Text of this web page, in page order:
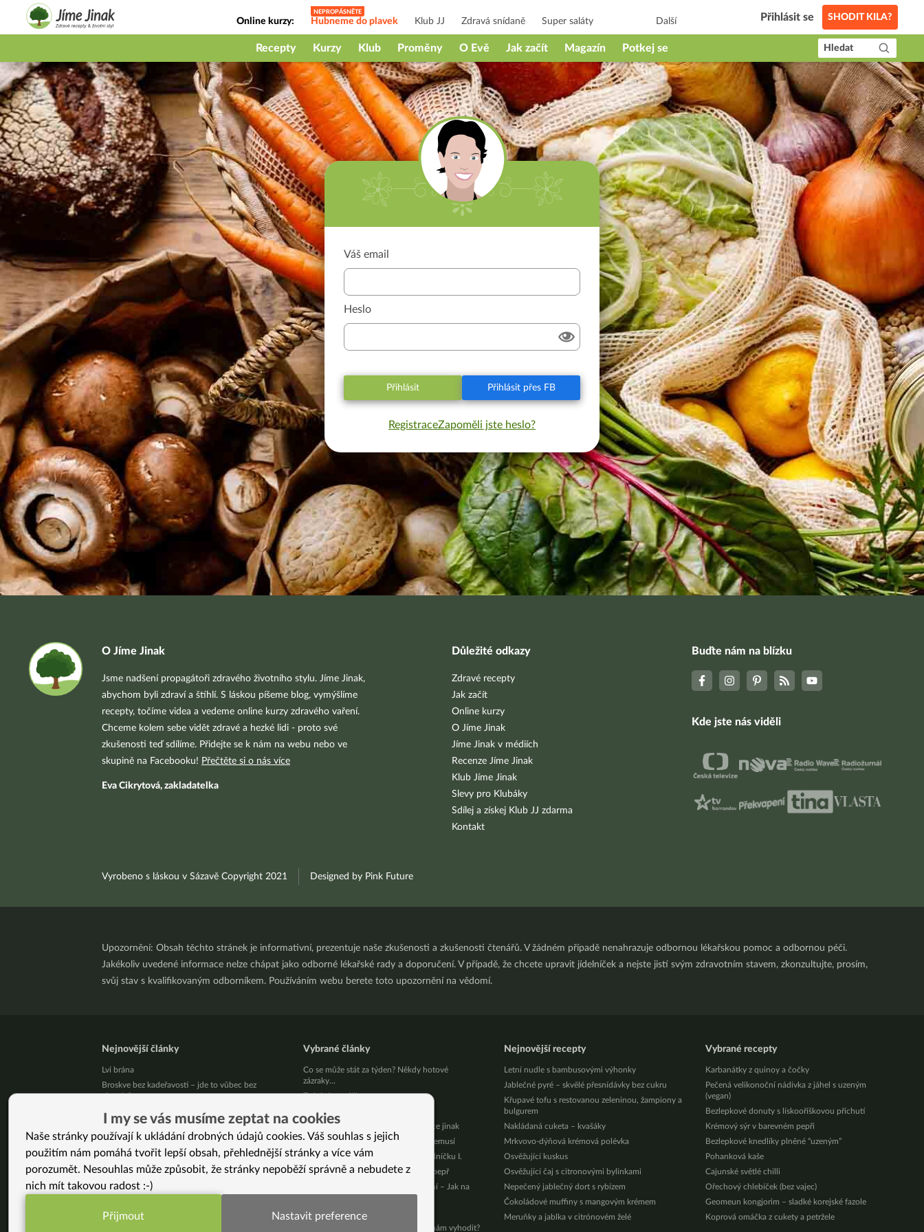
Online kurzy: Hubneme do plavek Klub JJ Zdravá snídaně Super saláty
Jak na babičky
Další Přihlásit se SHODIT KILA?
Recepty Kurzy Klub Proměny O Evě Jak začít Magazín Potkej se Hledat
Váš email
Heslo
Přihlásit Přihlásit přes FB
RegistraceZapoměli jste heslo?
O Jíme Jinak
Jsme nadšení propagátoři zdravého životního stylu. Jíme Jinak,
abychom byli zdraví a štíhlí. S láskou píšeme blog, vymýšlíme
recepty, točíme videa a vedeme online kurzy zdravého vaření.
Chceme kolem sebe vidět zdravé a hezké lidi - proto své
zkušenosti teď sdílíme. Přidejte se k nám na webu nebo ve
skupině na Facebooku! Přečtěte si o nás více
Eva Cikrytová, zakladatelka
Důležité odkazy
Zdravé recepty
Jak začít
Online kurzy
O Jíme Jinak
Jíme Jinak v médiích
Recenze Jíme Jinak
Klub Jíme Jinak
Slevy pro Klubáky
Sdílej a získej Klub JJ zdarma
Kontakt
Buďte nám na blízku
Kde jste nás viděli
Vyrobeno s láskou v Sázavě Copyright 2021 Designed by Pink Future
Upozornění: Obsah těchto stránek je informativní, prezentuje naše zkušenosti a zkušenosti čtenářů. V žádném případě nenahrazuje odbornou lékařskou pomoc a odbornou péči.
Jakékoliv uvedené informace nelze chápat jako odborné lékařské rady a doporučení. V případě, že chcete upravit jídelníček a nejste jistí svým zdravotním stavem, zkonzultujte, prosím,
svůj stav s kvalifikovaným odborníkem. Používáním webu berete toto upozornění na vědomí.
Nejnovější články
Lví brána
Broskve bez kadeřavosti – jde to vůbec bez
chemie?
Krevní skupina a jídelníček: mýtus, který přežil 30
let bez jediného důkazu
Léky mi snížili na minimum a štítná žláza se
zlepšila (Martina, 41 let)
Živý kurz vaření v Brně 25. 8. 2026
10 tipů, jak zpracovat letní jablíčka
měla vypadat?
Vybrané články
Co se může stát za týden? Někdy hotové
zázraky…
Zpívání s anděly
Julie už nebere léky na epilepsii
Startujeme nový online kurz – Vánoce jinak
Katka už léky na otoky nohou brát nemusí
Když ke zhubnutí nestačí změna jídelníčku I.
Pepř v kuchyni aneb není pepř jako pepř
To nejdůležitější z posledního vysílání – Jak na
Dieta při refluxu
Je to prošlé: můžu to sníst nebo to mám vyhodit?
Nejnovější recepty
Letní nudle s bambusovými výhonky
Jablečné pyré – skvělé přesnídávky bez cukru
Křupavé tofu s restovanou zeleninou, žampiony a
bulgurem
Nakládaná cuketa – kvašáky
Mrkvovo-dýňová krémová polévka
Osvěžující kuskus
Osvěžující čaj s citronovými bylinkami
Nepečený jablečný dort s rybízem
Čokoládové muffiny s mangovým krémem
Meruňky a jablka v citrónovém želé
Vybrané recepty
Karbanátky z quinoy a čočky
Pečená velikonoční nádivka z jáhel s uzeným
(vegan)
Bezlepkové donuty s lískooříškovou příchutí
Krémový sýr v barevném pepři
Bezlepkové knedlíky plněné “uzeným”
Pohanková kaše
Cajunské světlé chilli
Ořechový chlebíček (bez vajec)
Geomeun kongjorim – sladké korejské fazole
Koprová omáčka z cukety a petržele
I my se vás musíme zeptat na cookies
Naše stránky používají k ukládání drobných údajů cookies. Váš souhlas s jejich
použitím nám pomáhá tvořit lepší obsah, přehlednější stránky a více vám
porozumět. Nesouhlas může způsobit, že stránky nepoběží správně a nebudete z
nich mít takovou radost :-)
Přijmout Nastavit preference